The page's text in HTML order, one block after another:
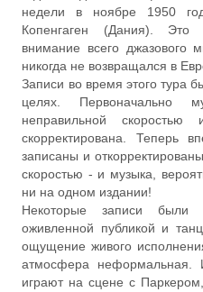
недели в ноябре 1950
Копенгаген (Дания). Это
внимание всего джазового
никогда не возвращался в
Записи во время этого тура
целях. Первоначально
неправильной
скорректирована. Теперь
записаны и
скоростью - и музыка,
ни на одном издании!
Некоторые записи
оживленной публикой и
ощущение живого
атмосфера неформальная.
играют на сцене с